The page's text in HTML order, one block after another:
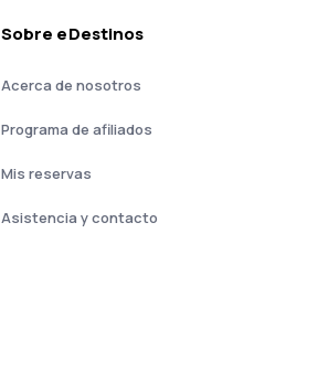
Sobre eDestinos
Acerca de nosotros
Programa de afiliados
Mis reservas
Asistencia y contacto